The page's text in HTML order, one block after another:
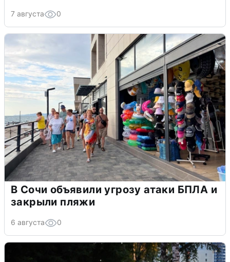
7 августа 0
В Сочи объявили угрозу атаки БПЛА и
закрыли пляжи
6 августа 0